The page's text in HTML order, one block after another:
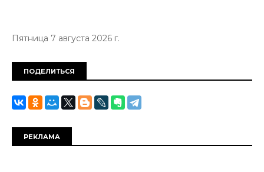
Пятница 7 августа 2026 г.
ПОДЕЛИТЬСЯ
РЕКЛАМА